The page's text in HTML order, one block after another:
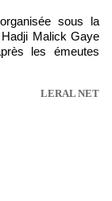
sous la
Malick Gaye
les émeutes
LERAL NET